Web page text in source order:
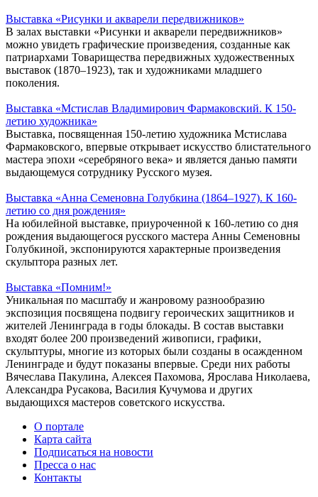
Выставка «Рисунки и акварели передвижников»
В залах выставки «Рисунки и акварели передвижников»
можно увидеть графические произведения, созданные как
патриархами Товарищества передвижных художественных
выставок (1870–1923), так и художниками младшего
поколения.
Выставка «Мстислав Владимирович Фармаковский. К 150-
летию художника»
Выставка, посвященная 150-летию художника Мстислава
Фармаковского, впервые открывает искусство блистательного
мастера эпохи «серебряного века» и является данью памяти
выдающемуся сотруднику Русского музея.
Выставка «Анна Семеновна Голубкина (1864–1927). К 160-
летию со дня рождения»
На юбилейной выставке, приуроченной к 160-летию со дня
рождения выдающегося русского мастера Анны Семеновны
Голубкиной, экспонируются характерные произведения
скульптора разных лет.
Выставка «Помним!»
Уникальная по масштабу и жанровому разнообразию
экспозиция посвящена подвигу героических защитников и
жителей Ленинграда в годы блокады. В состав выставки
входят более 200 произведений живописи, графики,
скульптуры, многие из которых были созданы в осажденном
Ленинграде и будут показаны впервые. Среди них работы
Вячеслава Пакулина, Алексея Пахомова, Ярослава Николаева,
Александра Русакова, Василия Кучумова и других
выдающихся мастеров советского искусства.
О портале
Карта сайта
Подписаться на новости
Пресса о нас
Контакты